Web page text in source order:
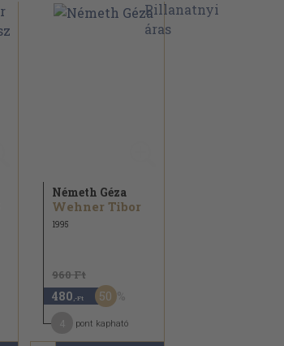
Németh Géza
Wehner Tibor
1995
960 Ft
480 ,-Ft 50
pont kapható